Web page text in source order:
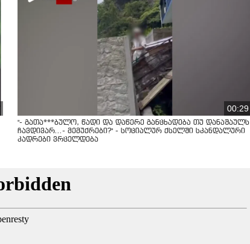
00:29
"- გათა***ბულო, წადი და დაწერე განცხადება თუ დანაშაულს
ჩავდივარ...- მემუქრები?" - სოციალურ ქსელში სკანდალური
კადრები ვრცელდება